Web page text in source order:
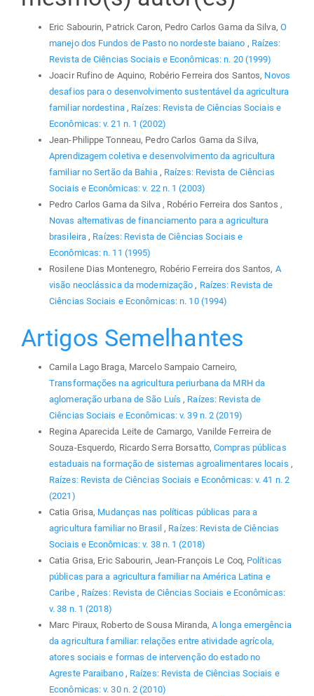
Eric Sabourin, Patrick Caron, Pedro Carlos Gama da Silva, O
manejo dos Fundos de Pasto no nordeste baiano , Raízes:
Revista de Ciências Sociais e Econômicas: n. 20 (1999)
Joacir Rufino de Aquino, Robério Ferreira dos Santos, Novos
desafios para o desenvolvimento sustentável da agricultura
familiar nordestina , Raízes: Revista de Ciências Sociais e
Econômicas: v. 21 n. 1 (2002)
Jean-Philippe Tonneau, Pedro Carlos Gama da Silva,
Aprendizagem coletiva e desenvolvimento da agricultura
familiar no Sertão da Bahia , Raízes: Revista de Ciências
Sociais e Econômicas: v. 22 n. 1 (2003)
Pedro Carlos Gama da Silva , Robério Ferreira dos Santos ,
Novas alternativas de financiamento para a agricultura
brasileira , Raízes: Revista de Ciências Sociais e
Econômicas: n. 11 (1995)
Rosilene Dias Montenegro, Robério Ferreira dos Santos, A
visão neoclássica da modernização , Raízes: Revista de
Ciências Sociais e Econômicas: n. 10 (1994)
Artigos Semelhantes
Camila Lago Braga, Marcelo Sampaio Carneiro,
Transformações na agricultura periurbana da MRH da
aglomeração urbana de São Luís, Raízes: Revista de
Ciências Sociais e Econômicas: v. 39 n. 2 (2019)
Regina Aparecida Leite de Camargo, Vanilde Ferreira de
Souza-Esquerdo, Ricardo Serra Borsatto,Compras públicas
estaduais na formação de sistemas agroalimentares locais ,
Raízes: Revista de Ciências Sociais e Econômicas: v. 41 n. 2
(2021)
Catia Grisa, Mudanças nas políticas públicas para a
agricultura familiar no Brasil, Raízes: Revista de Ciências
Sociais e Econômicas: v. 38 n. 1 (2018)
Catia Grisa, Eric Sabourin, Jean-François Le Coq, Políticas
públicas para a agricultura familiar na América Latina e
Caribe , Raízes: Revista de Ciências Sociais e Econômicas:
v. 38 n. 1 (2018)
Marc Piraux, Roberto de Sousa Miranda, A longa emergência
da agricultura familiar: relações entre atividade agrícola,
atores sociais e formas de intervenção do estado no
Agreste Paraibano , Raízes: Revista de Ciências Sociais e
Econômicas: v. 30 n. 2 (2010)